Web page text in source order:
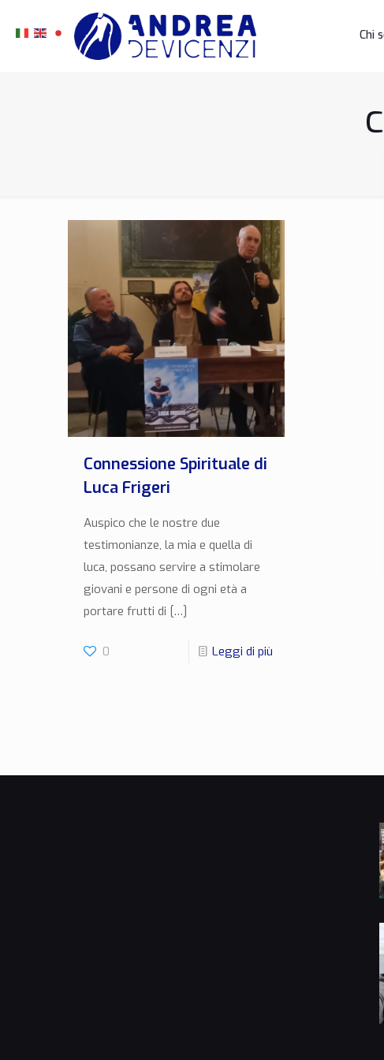
Chi
Connessione Spirituale di
Luca Frigeri
Auspico che le nostre due
testimonianze, la mia e quella di
luca, possano servire a stimolare
giovani e persone di ogni età a
portare frutti di […]
0 Leggi di più